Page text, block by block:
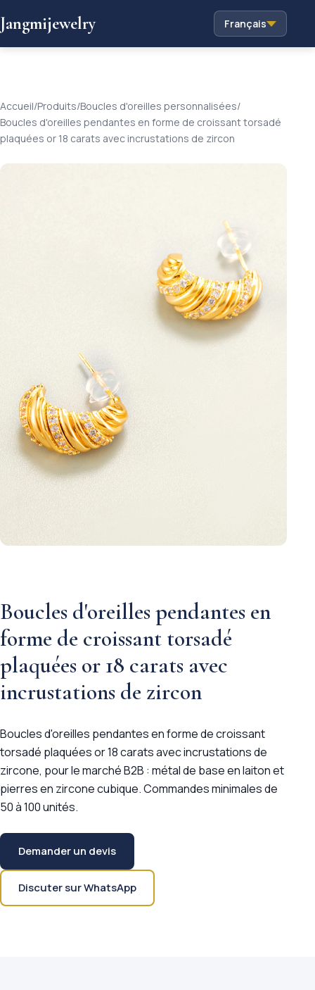
Jangmijewelry Français
Accueil/Produits/Boucles d'oreilles personnalisées/
Boucles d'oreilles pendantes en forme de croissant torsadé
plaquées or 18 carats avec incrustations de zircon
Boucles d'oreilles pendantes en
forme de croissant torsadé
plaquées or 18 carats avec
incrustations de zircon
Boucles d'oreilles pendantes en forme de croissant
torsadé plaquées or 18 carats avec incrustations de
zircone, pour le marché B2B : métal de base en laiton et
pierres en zircone cubique. Commandes minimales de
50 à 100 unités.
Demander un devis
Discuter sur WhatsApp